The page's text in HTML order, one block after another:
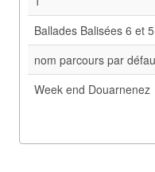
Ballades Balisées 6 et 5
nom parcours par
Week end Douarnenez